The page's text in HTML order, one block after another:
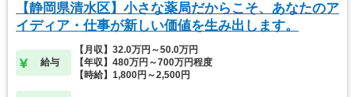
【静岡県清水区】小さな薬局だからこそ、あなたのア
イディア・仕事が新しい価値を生み出します。
給与
【月収】32.0万円～50.0万円
【年収】480万円～700万円程度
【時給】1,800円～2,500円